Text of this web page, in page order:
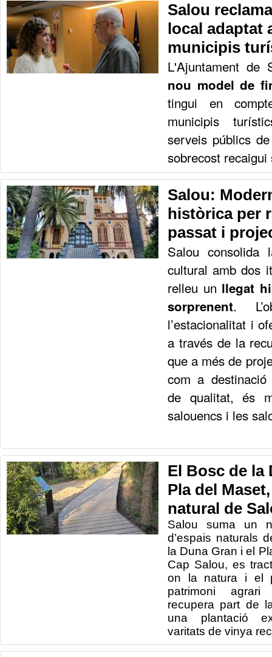
Salou
local adaptat
municipis
L'Ajuntament de
nou model de
tingui en
municipis
serveis públics
sobrecost
Salou:
històrica per
passat i
Salou consolida
cultural amb dos
relleu un llegat
sorprenent.
l’estacionalitat i
a través de la
que a més de
com a
de qualitat, és
salouencs i les
El Bosc de la
Pla del
natural de
Salou suma un
d’espais naturals
la Duna Gran i el
Cap Salou, es
on la natura i el
patrimoni
recupera part de
una plantació
varitats de vinya